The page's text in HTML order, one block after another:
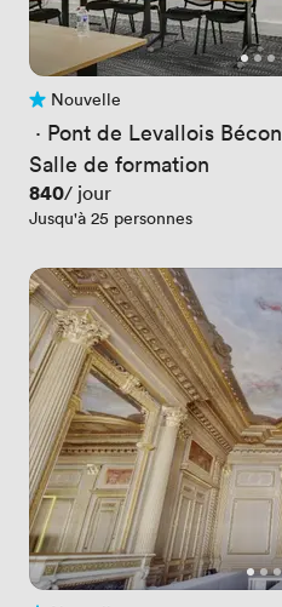
Pas encore d'avis
Nouvelle
· Pont de Levallois Bécon
Salle de formation
Prix
840/ jour
Jusqu'à 25 personnes